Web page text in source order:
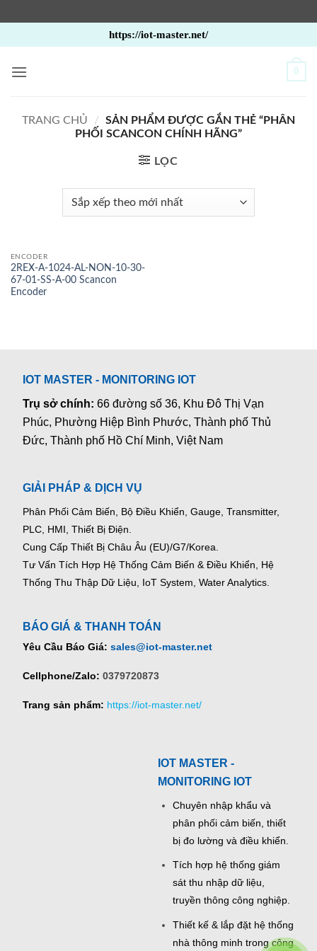
qua
nội
https://iot-master.net/
0
TRANG CHỦ /
SẢN PHẨM ĐƯỢC GẮN THẺ “PHÂN
PHỐI SCANCON CHÍNH HÃNG”
LỌC
ENCODER
2REX-A-1024-AL-NON-10-30-
67-01-SS-A-00 Scancon
Encoder
IOT MASTER - MONITORING IOT
Trụ sở chính:66 đường số 36, Khu Đô Thị Vạn
Phúc, Phường Hiệp Bình Phước, Thành phố Thủ
Đức, Thành phố Hồ Chí Minh, Việt Nam
GIẢI PHÁP & DỊCH VỤ
Phân Phối Cảm Biến, Bộ Điều Khiển, Gauge, Transmitter,
PLC, HMI, Thiết Bị Điện.
Cung Cấp Thiết Bị Châu Âu (EU)/G7/Korea.
Tư Vấn Tích Hợp Hệ Thống Cảm Biến & Điều Khiển, Hệ
Thống Thu Thập Dữ Liệu, IoT System, Water Analytics.
BÁO GIÁ & THANH TOÁN
Yêu Cầu Báo Giá: sales@iot-master.net
Cellphone/Zalo: 0379720873
Trang sản phẩm: https://iot-master.net/
IOT MASTER -
MONITORING IOT
Chuyên nhập khẩu và
phân phối cảm biến, thiết
bị đo lường và điều khiển.
Tích hợp hệ thống giám
sát thu nhập dữ liệu,
truyền thông công nghiệp.
Thiết kế & lắp đặt hệ thống
nhà thông minh trong công